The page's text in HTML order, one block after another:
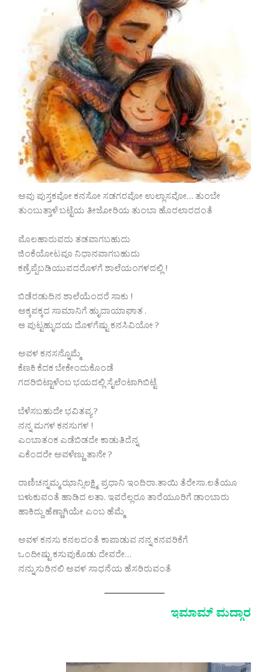
ಅವು ಪುಸ್ತಕವೋ ಕನಸೋ ಸಡಗರವೋ ಉಲ್ಲಾಸವೋ… ತುಂಬೇ
ತುಂಬುತ್ತಾಳೆ ಬಟ್ಟೆಯ ತೀಜೋರಿಯ ತುಂಬಾ ಹೊರಲಾರದಂತೆ
ಮೊಲಹಾರುವದು ತಡವಾಗಬಹುದು
ಜಿಂಕೆಯೋಟವೂ ನಿಧಾನವಾಗಬಹುದು
ಕಣ್ರೆಪ್ಪೆಬಡಿಯುವದರೊಳಗೆ ಶಾಲೆಯಂಗಳದಲ್ಲಿ !
ಬಿಡೆರಡುದಿನ ಶಾಲೆಯೆಂದರೆ ಸಾಕು !
ಅಕ್ಕಪಕ್ಕದ ಸಾಮಾನಿಗೆ ಹುೃದಾಯಾಘಾತ .
ಆ ಪುಟ್ಟಹುೃದಯ ದೊಳಗೆಷ್ಟು ಕನಸಿವಿಯೋ ?
ಅವಳ ಕನಸನ್ನೊಮ್ಮೆ
ಕೆಣಕಿ ಕೆದಕ ಬೇಕೇಂದುಕೊಂಡೆ
ಗದರಿಬಿಟ್ಟಾಳೆಂಬ ಭಯದಲ್ಲಿ ಸೈಲೆಂಟಾಗಿಬಿಟ್ಟೆ
ಬೆಳೆಸಬಹುದೇ ಭವಿತವ್ಯ ?
ನನ್ನ ಮಗಳ ಕನಸುಗಳ !
ಎಂಬಾತಂಕ ಎಡೆಬಿಡದೇ ಕಾಡುತಿದೆನ್ನ
ಎಕೆಂದರೇ ಅವಳೆಣ್ಣು ತಾನೇ ?
ರಾಣಿಚನ್ನಮ್ಮ.ಝಾನ್ಸಿಲಕ್ಷ್ಮಿ. ಪ್ರಧಾನಿ ಇಂದಿರಾ.ತಾಯಿ ತೆರೇಸಾ‌.ಲತೆಯೂ
ಬಳುಕುವಂತೆ ಹಾಡಿದ ಲತಾ. ಇವರೆಲ್ಲರೂ ತಾರೆಯೂರಿಗೆ ಡಾಂಬಾರು
ಹಾಕಿದ್ದು ಹೆಣ್ಣಾಗಿಯೇ ಎಂಬ ಹೆಮ್ಮೆ
ಅವಳ ಕನಸು ಕನಲದಂತೆ ಕಾಪಾಡುವ ನನ್ನ ಕನವರಿಕೆಗೆ
ಒಂದೀಷ್ಟು ಕಸುವುಕೊಡು ದೇವರೇ…
ನನ್ನುಸುರಿನಲಿ ಅವಳ ಸಾಧನೆಯ ಹೆಸರಿರುವಂತೆ
ಇಮಾಮ್ ಮದ್ಗಾರ